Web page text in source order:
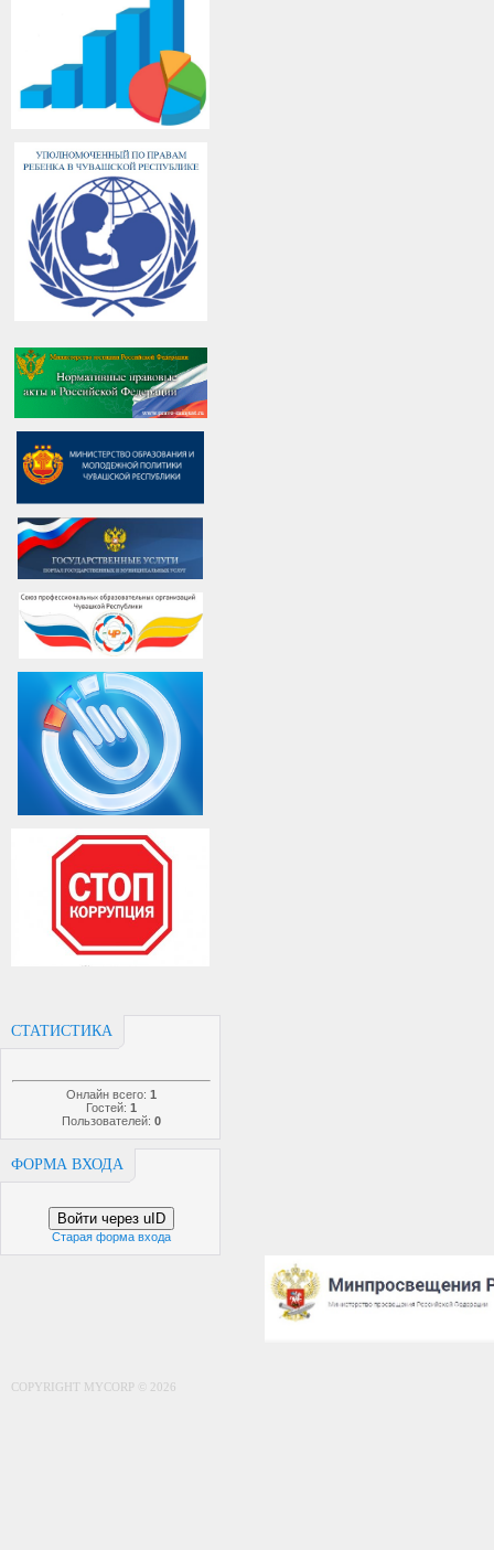
СТАТИСТИКА
Онлайн всего: 1
Гостей: 1
Пользователей: 0
ФОРМА ВХОДА
Войти через uID
Старая форма входа
COPYRIGHT MYCORP © 2026